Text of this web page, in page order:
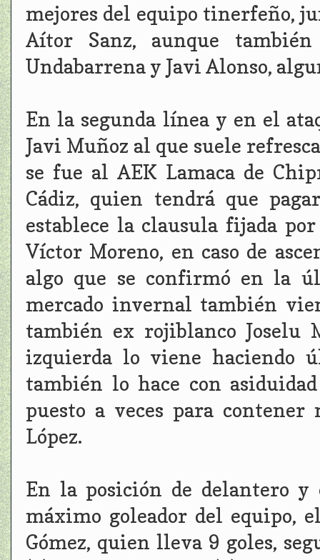
mejores del equipo tinerfeño,
Aítor Sanz, aunque
Undabarrena y Javi Alonso,
En la segunda línea y en el
Javi Muñoz al que suele
se fue al AEK Lamaca de
Cádiz, quien tendrá que
establece la clausula fijada
Víctor Moreno, en caso de
algo que se confirmó en la
mercado invernal también
también ex rojiblanco Joselu
izquierda lo viene haciendo
también lo hace con
puesto a veces para
López.
En la posición de delantero
máximo goleador del equipo,
Gómez, quien lleva 9 goles,